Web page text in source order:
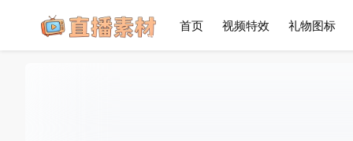
首页 视频特效 礼物图标